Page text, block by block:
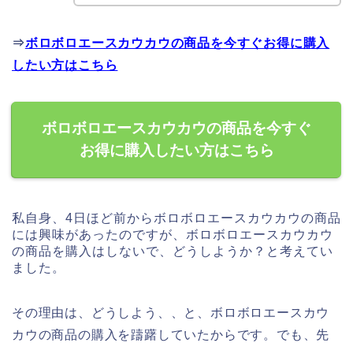
⇒ボロボロエースカウカウの商品を今すぐお得に購入
したい方はこちら
ボロボロエースカウカウの商品を今すぐ
お得に購入したい方はこちら
私自身、4日ほど前からボロボロエースカウカウの商品
には興味があったのですが、ボロボロエースカウカウ
の商品を購入はしないで、どうしようか？と考えてい
ました。
その理由は、どうしよう、、と、ボロボロエースカウ
カウの商品の購入を躊躇していたからです。でも、先